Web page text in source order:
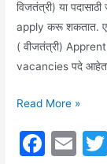
विजतंत्री) या पदासाठी
apply करू शकतात.
( वीजतंत्री)
vacancies पदे आहेत.
बीड
महाराष्ट्र
Read More »
F
E